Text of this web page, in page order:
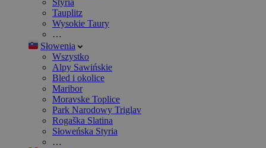
Styria
Tauplitz
Wysokie Taury
…
Słowenia
Wszystko
Alpy Sawińskie
Bled i okolice
Maribor
Moravske Toplice
Park Narodowy Triglav
Rogaška Slatina
Słoweńska Styria
…